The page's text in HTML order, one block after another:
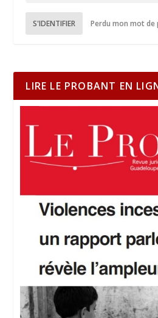
S'IDENTIFIER Perdu mon mot de
LIRE LE PROBANT EN